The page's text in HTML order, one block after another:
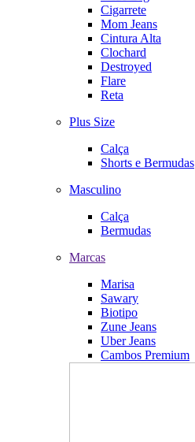
Cigarrete
Mom Jeans
Cintura Alta
Clochard
Destroyed
Flare
Reta
Plus Size
Calça
Shorts e Bermudas
Masculino
Calça
Bermudas
Marcas
Marisa
Sawary
Biotipo
Zune Jeans
Uber Jeans
Cambos Premium